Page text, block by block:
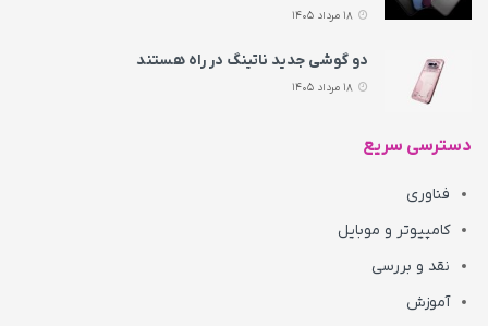
دو گوشی جدید ناتینگ در راه هستند
دسترسی سریع
فناوری
کامپیوتر و موبایل
نقد و بررسی
آموزش